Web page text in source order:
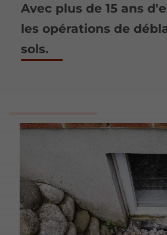
Avec plus de 15 ans
les opérations de
sols.